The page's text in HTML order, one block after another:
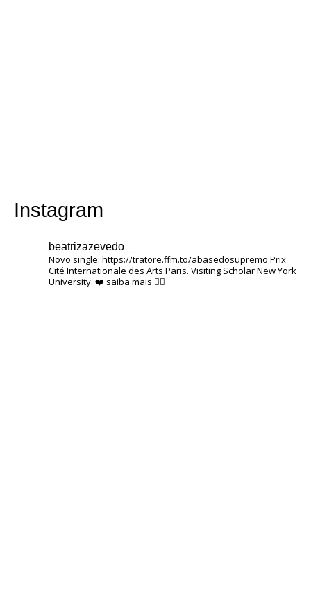
Instagram
beatrizazevedo__
Novo single: https://tratore.ffm.to/abasedosupremo Prix ​​
Cité Internationale des Arts Paris. Visiting Scholar New York
University. ❤️ saiba mais 👇🏽